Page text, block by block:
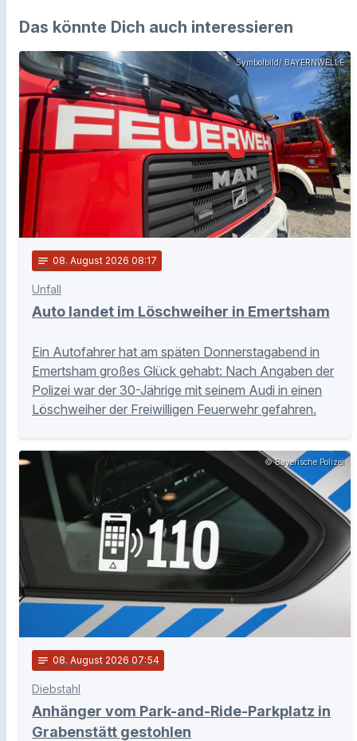
Das könnte Dich auch interessieren
Symbolbild/ BAYERNWELLE
notes 08. August 2026 08:17
Unfall
Auto landet im Löschweiher in Emertsham
Ein Autofahrer hat am späten Donnerstagabend in
Emertsham großes Glück gehabt: Nach Angaben der
Polizei war der 30-Jährige mit seinem Audi in einen
Löschweiher der Freiwilligen Feuerwehr gefahren.
© Bayerische Polizei
notes 08. August 2026 07:54
Diebstahl
Anhänger vom Park-and-Ride-Parkplatz in
Grabenstätt gestohlen